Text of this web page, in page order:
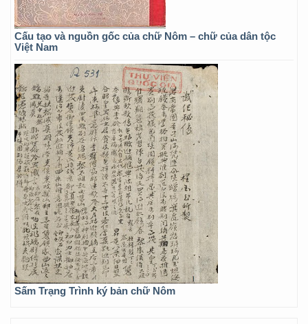
Cấu tạo và nguồn gốc của chữ Nôm – chữ của dân tộc
Việt Nam
Sấm Trạng Trình ký bản chữ Nôm